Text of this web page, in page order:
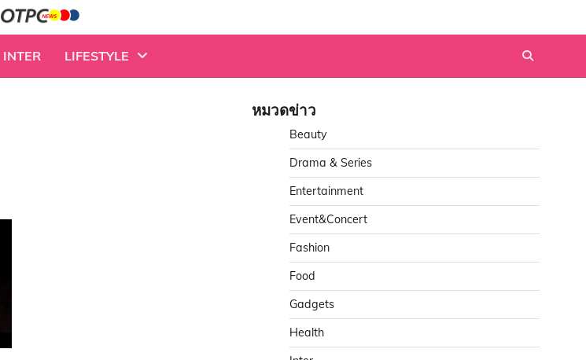
INTER LIFESTYLE
หมวดข่าว
Beauty
Drama & Series
Entertainment
Event&Concert
Fashion
Food
Gadgets
Health